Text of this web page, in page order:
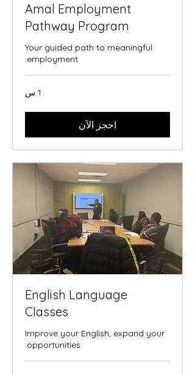
Amal Employment
Pathway Program
Your guided path to meaningful
employment.
1 س
احجز الآن
English Language
Classes
Improve your English, expand your
opportunities.